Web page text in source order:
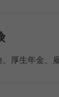
厚生年金、